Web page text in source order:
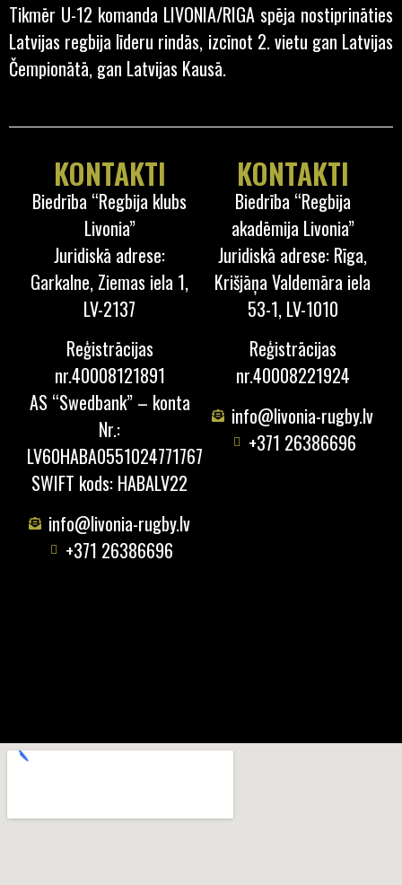
Tikmēr U-12 komanda LIVONIA/RIGA spēja nostiprināties
Latvijas regbija līderu rindās, izcīnot 2. vietu gan Latvijas
Čempionātā, gan Latvijas Kausā.
KONTAKTI
Biedrība “Regbija klubs
Livonia”
Juridiskā adrese:
Garkalne, Ziemas iela 1,
LV-2137
Reģistrācijas
nr.40008121891
AS “Swedbank” – konta
Nr.:
LV60HABA0551024771767
SWIFT kods: HABALV22
info@livonia-rugby.lv
+371 26386696
KONTAKTI
Biedrība “Regbija
akadēmija Livonia”
Juridiskā adrese: Rīga,
Krišjāņa Valdemāra iela
53-1, LV-1010
Reģistrācijas
nr.40008221924
info@livonia-rugby.lv
+371 26386696